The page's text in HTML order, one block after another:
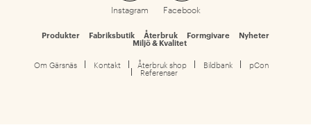
Instagram Facebook
Produkter Fabriksbutik Återbruk Formgivare Nyheter
Miljö & Kvalitet
Om Gärsnäs Kontakt Återbruk shop Bildbank pCon
Referenser